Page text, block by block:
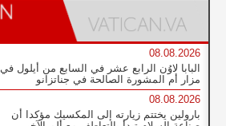
08.08.2026
البابا لاوُن الرابع عشر في السابع من أيلول في
مزار أم المشورة الصالحة في جناتزانو
08.08.2026
بارولين يختتم زيارته إلى المكسيك مؤكدا أن